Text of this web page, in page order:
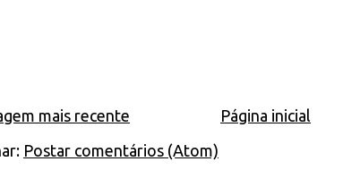
mais recente
Página inicial
Postar comentários (Atom)